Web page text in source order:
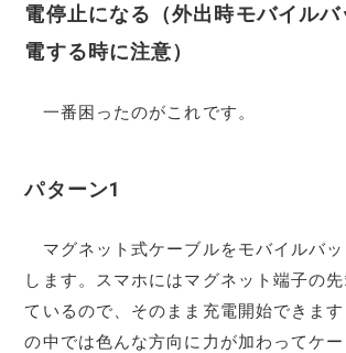
電停止になる（外出時モバイル
電する時に注意）
一番困ったのがこれです。
パターン1
マグネット式ケーブルをモバイルバッ
します。スマホにはマグネット端子の
ているので、そのまま充電開始できま
の中では色んな方向に力が加わってケ